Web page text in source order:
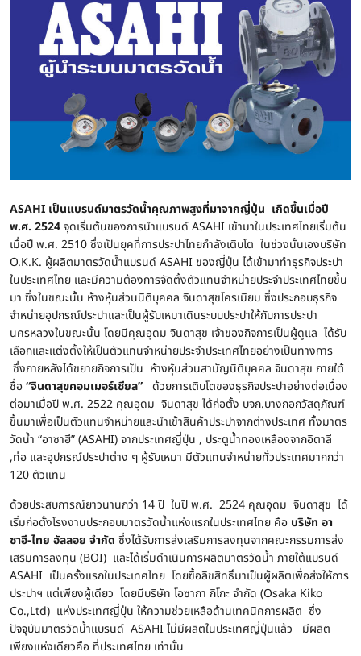
ASAHI เป็นแบรนด์มาตรวัดน้ำคุณภาพสูงที่มาจากญี่ปุ่น เกิดขึ้นเมื่อปี
พ.ศ. 2524จุดเริ่มต้นของการนำแบรนด์ ASAHI เข้ามาในประเทศไทยเริ่มต้น
เมื่อปี พ.ศ. 2510 ซึ่งเป็นยุคที่การประปาไทยกำลังเติบโต ในช่วงนั้นเองบริษัท
O.K.K. ผู้ผลิตมาตรวัดน้ำแบรนด์ ASAHI ของญี่ปุ่น ได้เข้ามาทำธุรกิจประปา
ในประเทศไทย และมีความต้องการจัดตั้งตัวแทนจำหน่ายประจำประเทศไทยขึ้น
มา ซึ่งในขณะนั้น ห้างหุ้นส่วนนิติบุคคล จินดาสุขโครเมียม ซึ่งประกอบธุรกิจ
จำหน่ายอุปกรณ์ประปาและเป็นผู้รับเหมาเดินระบบประปาให้กับการประปา
นครหลวงในขณะนั้น โดยมีคุณอุดม จินดาสุข เจ้าของกิจการเป็นผู้ดูแล ได้รับ
เลือกและแต่งตั้งให้เป็นตัวแทนจำหน่ายประจำประเทศไทยอย่างเป็นทางการ
ซึ่งภายหลังได้ขยายกิจการเป็น ห้างหุ้นส่วนสามัญนิติบุคคล จินดาสุข ภายใต้
ชื่อ“จินดาสุขคอมเมอร์เชียล” ด้วยการเติบโตของธุรกิจประปาอย่างต่อเนื่อง
ต่อมาเมื่อปี พ.ศ. 2522 คุณอุดม จินดาสุข ได้ก่อตั้ง บจก.บางกอกวัสดุภัณฑ์
ขึ้นมาเพื่อเป็นตัวแทนจำหน่ายและนำเข้าสินค้าประปาจากต่างประเทศ ทั้งมาตร
วัดน้ำ “อาซาฮี” (ASAHI) จากประเทศญี่ปุ่น , ประตูน้ำทองเหลืองจากอิตาลี
,ท่อ และอุปกรณ์ประปาต่าง ๆ ผู้รับเหมา มีตัวแทนจำหน่ายทั่วประเทศมากกว่า
120 ตัวแทน
ด้วยประสบการณ์ยาวนานกว่า 14 ปี ในปี พ.ศ. 2524 คุณอุดม จินดาสุข ได้
เริ่มก่อตั้งโรงงานประกอบมาตรวัดน้ำแห่งแรกในประเทศไทย คือ บริษัท อา
ซาฮี-ไทย อัลลอย จำกัด ซึ่งได้รับการส่งเสริมการลงทุนจากคณะกรรมการส่ง
เสริมการลงทุน (BOI) และได้เริ่มดำเนินการผลิตมาตรวัดน้ำ ภายใต้แบรนด์
ASAHI เป็นครั้งแรกในประเทศไทย โดยซื้อลิขสิทธิ์มาเป็นผู้ผลิตเพื่อส่งให้การ
ประปาฯ แต่เพียงผู้เดียว โดยมีบริษัท โอซากา กิโกะ จำกัด (Osaka Kiko
Co.,Ltd) แห่งประเทศญี่ปุ่น ให้ความช่วยเหลือด้านเทคนิคการผลิต ซึ่ง
ปัจจุบันมาตรวัดน้ำแบรนด์ ASAHI ไม่มีผลิตในประเทศญี่ปุ่นแล้ว มีผลิต
เพียงแห่งเดียวคือ ที่ประเทศไทย เท่านั้น